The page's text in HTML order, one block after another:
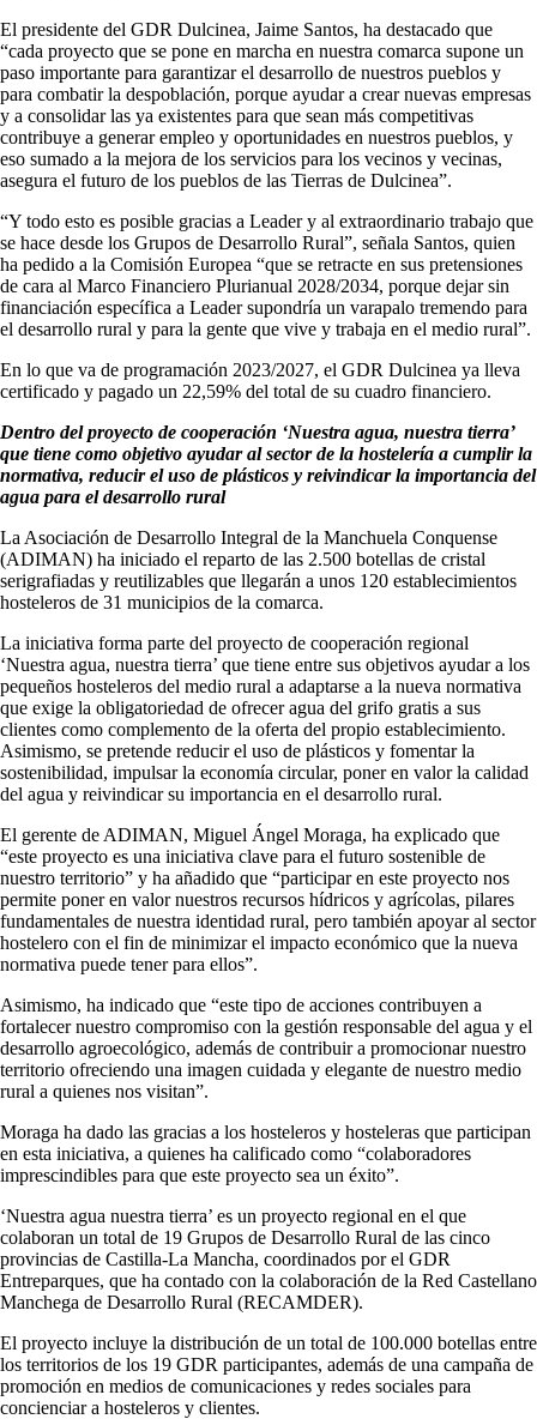
El presidente del GDR Dulcinea, Jaime Santos, ha destacado que
“cada proyecto que se pone en marcha en nuestra comarca supone un
paso importante para garantizar el desarrollo de nuestros pueblos y
para combatir la despoblación, porque ayudar a crear nuevas empresas
y a consolidar las ya existentes para que sean más competitivas
contribuye a generar empleo y oportunidades en nuestros pueblos, y
eso sumado a la mejora de los servicios para los vecinos y vecinas,
asegura el futuro de los pueblos de las Tierras de Dulcinea”.
“Y todo esto es posible gracias a Leader y al extraordinario trabajo que
se hace desde los Grupos de Desarrollo Rural”, señala Santos, quien
ha pedido a la Comisión Europea “que se retracte en sus pretensiones
de cara al Marco Financiero Plurianual 2028/2034, porque dejar sin
financiación específica a Leader supondría un varapalo tremendo para
el desarrollo rural y para la gente que vive y trabaja en el medio rural”.
En lo que va de programación 2023/2027, el GDR Dulcinea ya lleva
certificado y pagado un 22,59% del total de su cuadro financiero.
Dentro del proyecto de cooperación ‘Nuestra agua, nuestra tierra’
que tiene como objetivo ayudar al sector de la hostelería a cumplir la
normativa, reducir el uso de plásticos y reivindicar la importancia del
agua para el desarrollo rural
La Asociación de Desarrollo Integral de la Manchuela Conquense
(ADIMAN) ha iniciado el reparto de las 2.500 botellas de cristal
serigrafiadas y reutilizables que llegarán a unos 120 establecimientos
hosteleros de 31 municipios de la comarca.
La iniciativa forma parte del proyecto de cooperación regional
‘Nuestra agua, nuestra tierra’ que tiene entre sus objetivos ayudar a los
pequeños hosteleros del medio rural a adaptarse a la nueva normativa
que exige la obligatoriedad de ofrecer agua del grifo gratis a sus
clientes como complemento de la oferta del propio establecimiento.
Asimismo, se pretende reducir el uso de plásticos y fomentar la
sostenibilidad, impulsar la economía circular, poner en valor la calidad
del agua y reivindicar su importancia en el desarrollo rural.
El gerente de ADIMAN, Miguel Ángel Moraga, ha explicado que
“este proyecto es una iniciativa clave para el futuro sostenible de
nuestro territorio” y ha añadido que “participar en este proyecto nos
permite poner en valor nuestros recursos hídricos y agrícolas, pilares
fundamentales de nuestra identidad rural, pero también apoyar al sector
hostelero con el fin de minimizar el impacto económico que la nueva
normativa puede tener para ellos”.
Asimismo, ha indicado que “este tipo de acciones contribuyen a
fortalecer nuestro compromiso con la gestión responsable del agua y el
desarrollo agroecológico, además de contribuir a promocionar nuestro
territorio ofreciendo una imagen cuidada y elegante de nuestro medio
rural a quienes nos visitan”.
Moraga ha dado las gracias a los hosteleros y hosteleras que participan
en esta iniciativa, a quienes ha calificado como “colaboradores
imprescindibles para que este proyecto sea un éxito”.
‘Nuestra agua nuestra tierra’ es un proyecto regional en el que
colaboran un total de 19 Grupos de Desarrollo Rural de las cinco
provincias de Castilla-La Mancha, coordinados por el GDR
Entreparques, que ha contado con la colaboración de la Red Castellano
Manchega de Desarrollo Rural (RECAMDER).
El proyecto incluye la distribución de un total de 100.000 botellas entre
los territorios de los 19 GDR participantes, además de una campaña de
promoción en medios de comunicaciones y redes sociales para
concienciar a hosteleros y clientes.